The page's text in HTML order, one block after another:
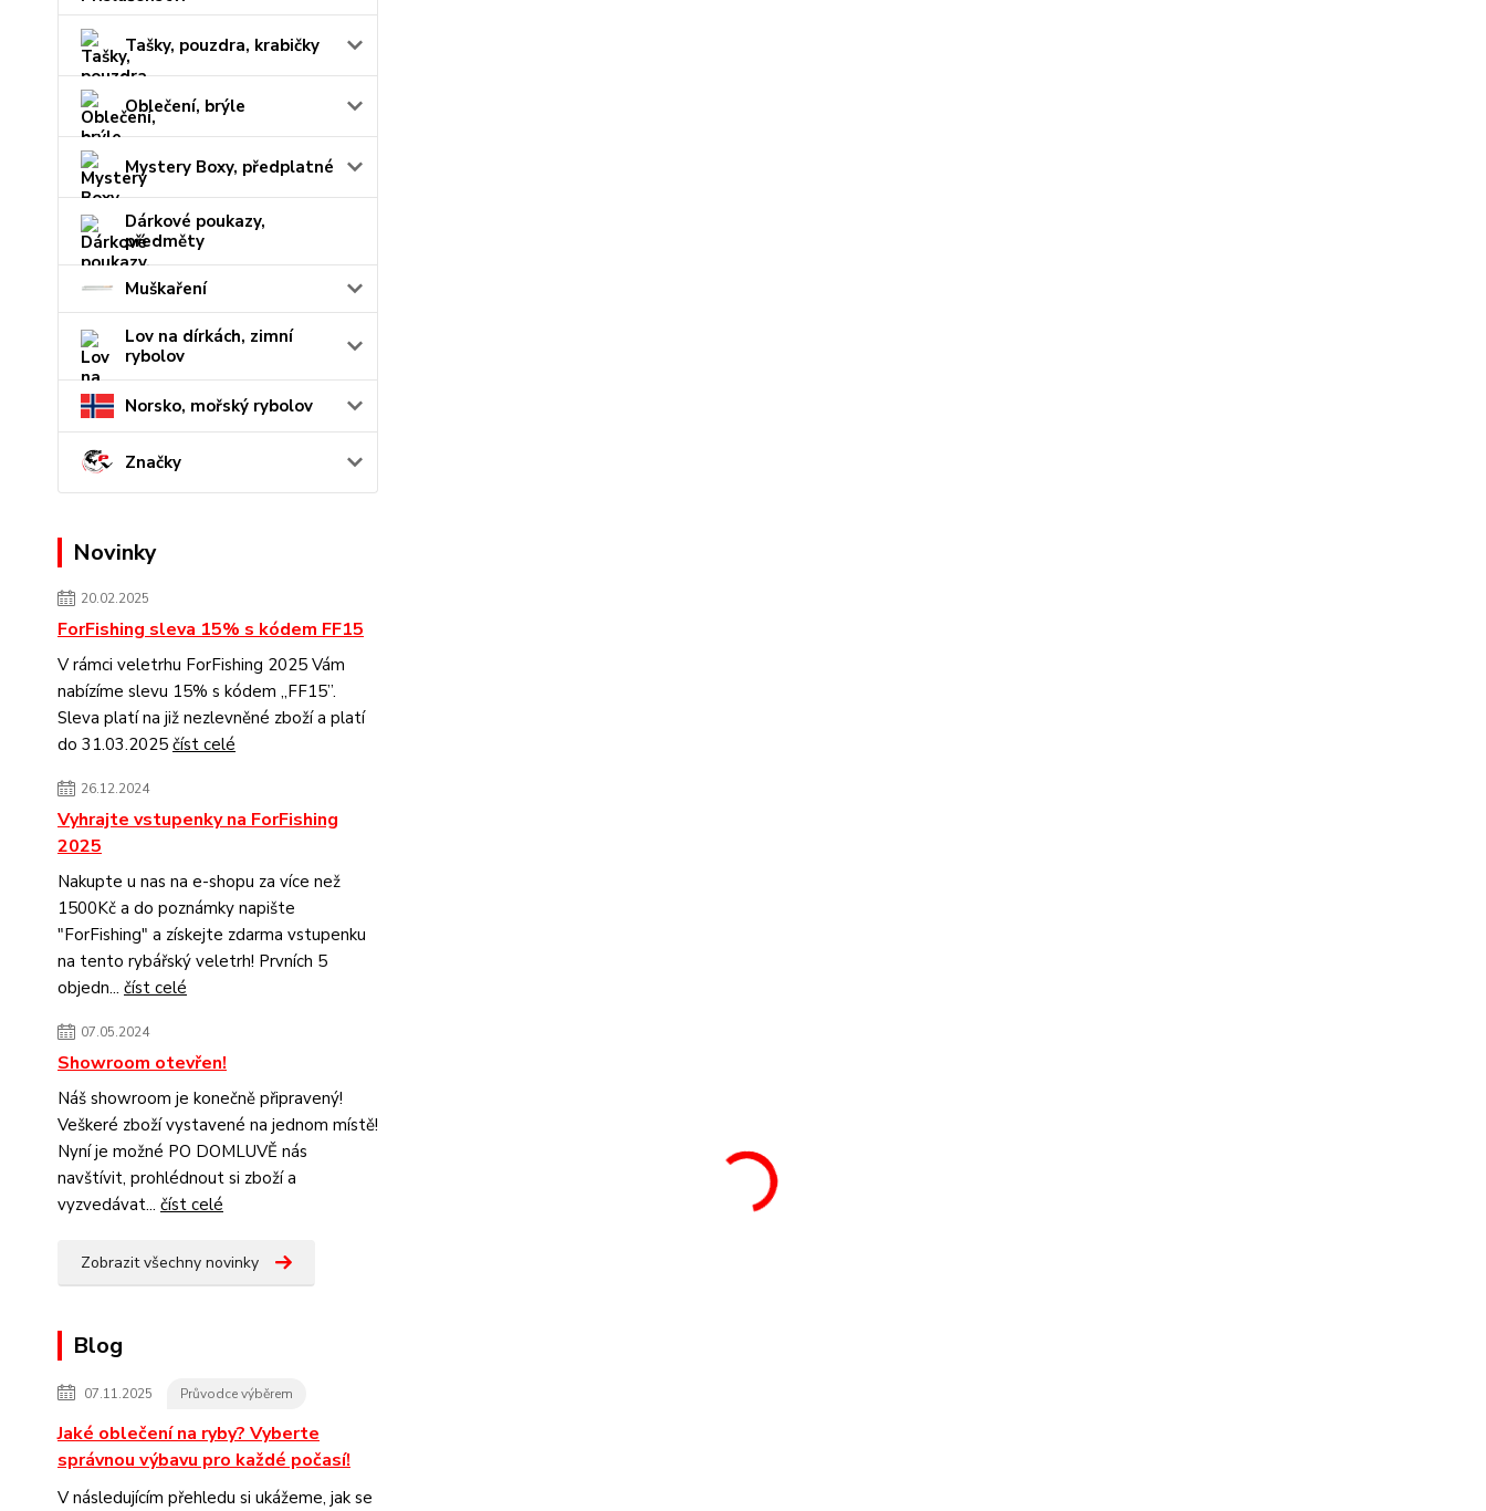
Tašky, pouzdra, krabičky
Oblečení, brýle
Mystery Boxy, předplatné
Dárkové poukazy,
předměty
Muškaření
Lov na dírkách, zimní
rybolov
Norsko, mořský rybolov
Značky
Novinky
20.02.2025
ForFishing sleva 15% s kódem FF15
V rámci veletrhu ForFishing 2025 Vám
nabízíme slevu 15% s kódem „FF15”.
Sleva platí na již nezlevněné zboží a platí
do 31.03.2025 číst celé
26.12.2024
Vyhrajte vstupenky na ForFishing
2025
Nakupte u nas na e-shopu za více než
1500Kč a do poznámky napište
"ForFishing" a získejte zdarma vstupenku
na tento rybářský veletrh! Prvních 5
objedn... číst celé
07.05.2024
Showroom otevřen!
Náš showroom je konečně připravený!
Veškeré zboží vystavené na jednom místě!
Nyní je možné PO DOMLUVĚ nás
navštívit, prohlédnout si zboží a
vyzvedávat... číst celé
Zobrazit všechny novinky
Blog
07.11.2025 Průvodce výběrem
Jaké oblečení na ryby? Vyberte
správnou výbavu pro každé počasí!
V následujícím přehledu si ukážeme, jak se